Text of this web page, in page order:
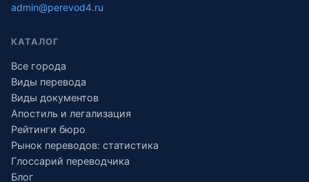
admin@perevod4.ru
КАТАЛОГ
Все города
Виды перевода
Виды документов
Апостиль и легализация
Рейтинги бюро
Рынок переводов: статистика
Глоссарий переводчика
Блог